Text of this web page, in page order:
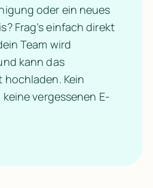
oder ein neues
Frag’s einfach direkt
Team wird
kann das
Kein
vergessenen E-